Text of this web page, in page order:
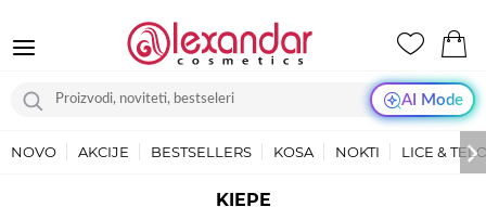
AI Mode
NOVO AKCIJE BESTSELLERS KOSA NOKTI LICE &
KIEPE